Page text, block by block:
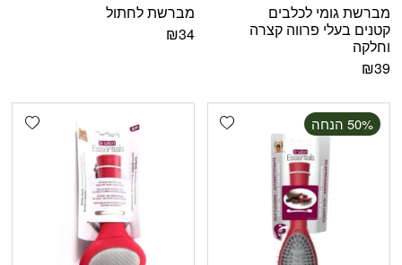
מברשת גומי לכלבים
קטנים בעלי פרווה קצרה
וחלקה
₪39
מברשת לחתול
₪34
Add wishlist ‫50% הנחה